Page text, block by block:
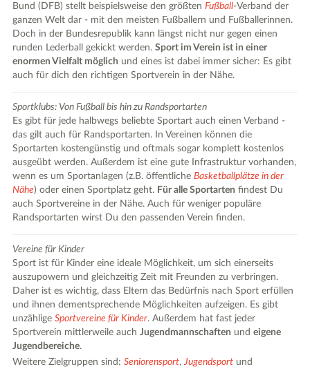
Leaflet|© OpenStreetMap contributors ♥,tiles generated by protomaps
OpenStreetMap
Bund (DFB) stellt beispielsweise den größtenFußball-Verband der
ganzen Welt dar - mit den meisten Fußballern und Fußballerinnen.
Doch in der Bundesrepublik kann längst nicht nur gegen einen
runden Lederball gekickt werden.Sport im Verein ist in einer
enormen Vielfalt möglich und eines ist dabei immer sicher: Es gibt
auch für dich den richtigen Sportverein in der Nähe.
Sportklubs: Von Fußball bis hin zu Randsportarten
Es gibt für jede halbwegs beliebte Sportart auch einen Verband -
das gilt auch für Randsportarten. In Vereinen können die
Sportarten kostengünstig und oftmals sogar komplett kostenlos
ausgeübt werden. Außerdem ist eine gute Infrastruktur vorhanden,
wenn es um Sportanlagen (z.B. öffentlicheBasketballplätze in der
Nähe) oder einen Sportplatz geht. Für alle Sportarten findest Du
auch Sportvereine in der Nähe. Auch für weniger populäre
Randsportarten wirst Du den passenden Verein finden.
Vereine für Kinder
Sport ist für Kinder eine ideale Möglichkeit, um sich einerseits
auszupowern und gleichzeitig Zeit mit Freunden zu verbringen.
Daher ist es wichtig, dass Eltern das Bedürfnis nach Sport erfüllen
und ihnen dementsprechende Möglichkeiten aufzeigen. Es gibt
unzähligeSportvereine für Kinder. Außerdem hat fast jeder
Sportverein mittlerweile auchJugendmannschaften undeigene
Jugendbereiche.
Weitere Zielgruppen sind:Seniorensport,Jugendsport und